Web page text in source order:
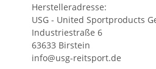
Herstelleradresse:
USG - United Sportproducts
Industriestraße 6
63633 Birstein
info@usg-reitsport.de